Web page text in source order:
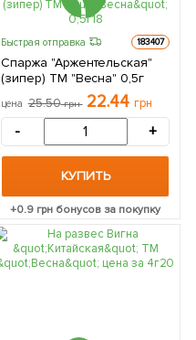
Быстрая отправка 183407
Спаржа "Аржентельская"
(зипер) ТМ "Весна" 0,5г
цена 25.50грн 22.44 грн
- +
КУПИТЬ
+0.9грн бонусов за покупку